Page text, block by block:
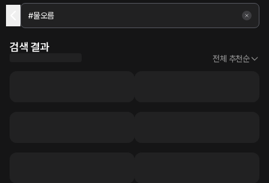
검색 결과
전체 추천순